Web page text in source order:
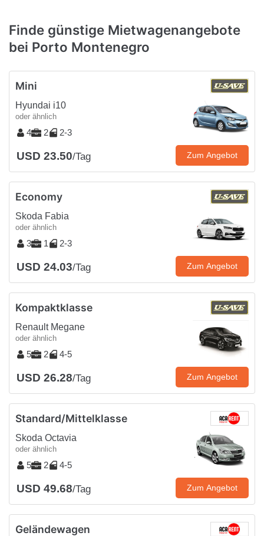
Finde günstige Mietwagenangebote
bei Porto Montenegro
Mini
Hyundai i10
oder ähnlich
4 2 2-3
USD 23.50/Tag Zum Angebot
Economy
Skoda Fabia
oder ähnlich
3 1 2-3
USD 24.03/Tag Zum Angebot
Kompaktklasse
Renault Megane
oder ähnlich
5 2 4-5
USD 26.28/Tag Zum Angebot
Standard/Mittelklasse
Skoda Octavia
oder ähnlich
5 2 4-5
USD 49.68/Tag Zum Angebot
Geländewagen